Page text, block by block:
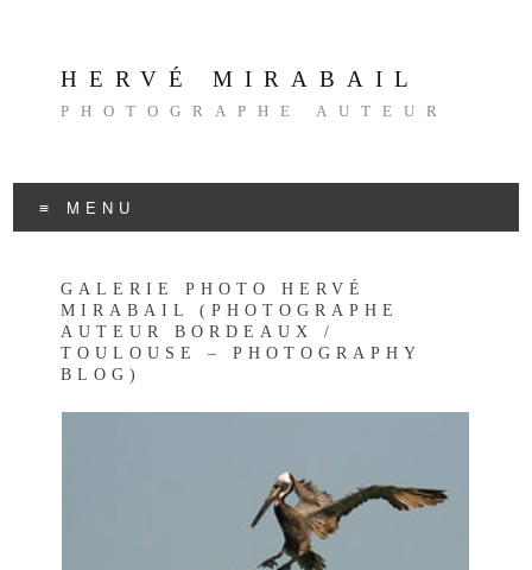
HERVÉ MIRABAIL
PHOTOGRAPHE AUTEUR
MENU
contenu
GALERIE PHOTO HERVÉ
MIRABAIL (PHOTOGRAPHE
AUTEUR BORDEAUX /
TOULOUSE – PHOTOGRAPHY
BLOG)